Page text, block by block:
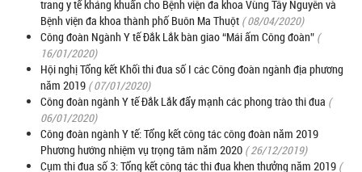
trang y tế kháng khuẩn cho Bệnh viện đa khoa Vùng Tây Nguyên và
Bệnh viện đa khoa thành phố Buôn Ma Thuột ( 08/04/2020)
Công đoàn Ngành Y tế Đắk Lắk bàn giao “Mái ấm Công đoàn” (
16/01/2020)
Hội nghị Tổng kết Khối thi đua số I các Công đoàn ngành địa phương
năm 2019 ( 07/01/2020)
Công đoàn ngành Y tế Đắk Lắk đẩy mạnh các phong trào thi đua (
06/01/2020)
Công đoàn ngành Y tế: Tổng kết công tác công đoàn năm 2019
Phương hướng nhiệm vụ trọng tâm năm 2020 ( 26/12/2019)
Cụm thi đua số 3: Tổng kết công tác thi đua khen thưởng năm 2019 (